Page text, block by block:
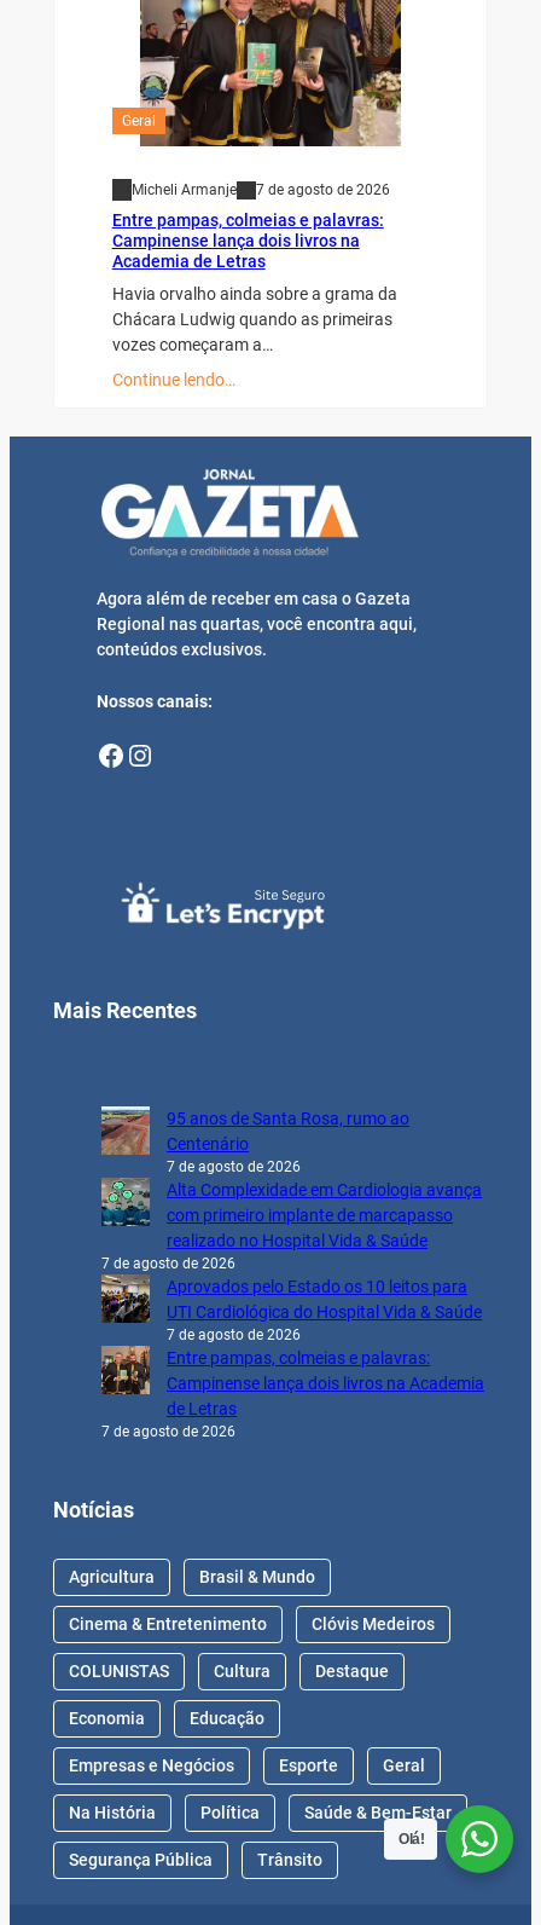
Geral
Micheli Armanje 7 de agosto de 2026
Entre pampas, colmeias e palavras:
Campinense lança dois livros na
Academia de Letras
Havia orvalho ainda sobre a grama da
Chácara Ludwig quando as primeiras
vozes começaram a…
Continue lendo…
Agora além de receber em casa o Gazeta
Regional nas quartas, você encontra aqui,
conteúdos exclusivos.
Nossos canais:
Facebook Instagram
Mais Recentes
95 anos de Santa Rosa, rumo ao
Centenário
7 de agosto de 2026
Alta Complexidade em Cardiologia avança
com primeiro implante de marcapasso
realizado no Hospital Vida & Saúde
7 de agosto de 2026
Aprovados pelo Estado os 10 leitos para
UTI Cardiológica do Hospital Vida & Saúde
7 de agosto de 2026
Entre pampas, colmeias e palavras:
Campinense lança dois livros na Academia
de Letras
7 de agosto de 2026
Notícias
Agricultura Brasil & Mundo
Cinema & Entretenimento Clóvis Medeiros
COLUNISTAS Cultura Destaque
Economia Educação
Empresas e Negócios Esporte Geral
Na História Política Saúde & Bem-Estar
Segurança Pública Trânsito
Olá!